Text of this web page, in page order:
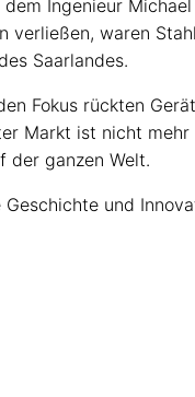
Ingenieur
verließen, waren
Saarlandes.
Fokus rückten
Markt ist nicht mehr
der ganzen Welt.
und